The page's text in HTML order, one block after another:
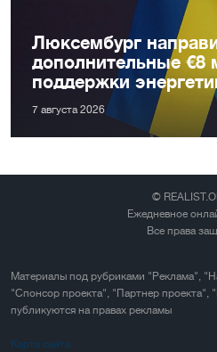
Люксембург
дополнительные €8
поддержки
7 августа 2026
©
Ежедневное
Все права
Материалы под рубриками "Реклама",
"Спонсор проекта", "Партнер проекта",
публикуются на правах рекламы
Карта сайта